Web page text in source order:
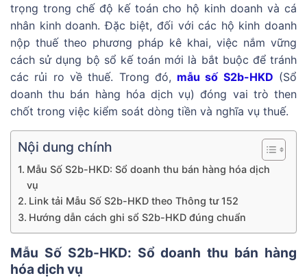
trọng trong chế độ kế toán cho hộ kinh doanh và cá
nhân kinh doanh. Đặc biệt, đối với các hộ kinh doanh
nộp thuế theo phương pháp kê khai, việc nắm vững
cách sử dụng bộ sổ kế toán mới là bắt buộc để tránh
các rủi ro về thuế. Trong đó, mẫu số S2b-HKD (Sổ
doanh thu bán hàng hóa dịch vụ) đóng vai trò then
chốt trong việc kiểm soát dòng tiền và nghĩa vụ thuế.
Nội dung chính
Mẫu Số S2b-HKD: Sổ doanh thu bán hàng hóa dịch
vụ
Link tải Mẫu Số S2b-HKD theo Thông tư 152
Hướng dẫn cách ghi sổ S2b-HKD đúng chuẩn
Mẫu Số S2b-HKD: Sổ doanh thu bán hàng
hóa dịch vụ